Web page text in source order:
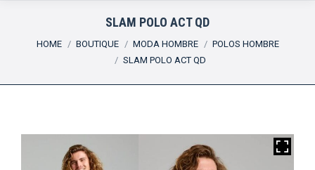
opens
in
new
in
in
SLAM POLO ACT QD
You are here:
HOME BOUTIQUE MODA HOMBRE
POLOS HOMBRE
SLAM POLO ACT QD